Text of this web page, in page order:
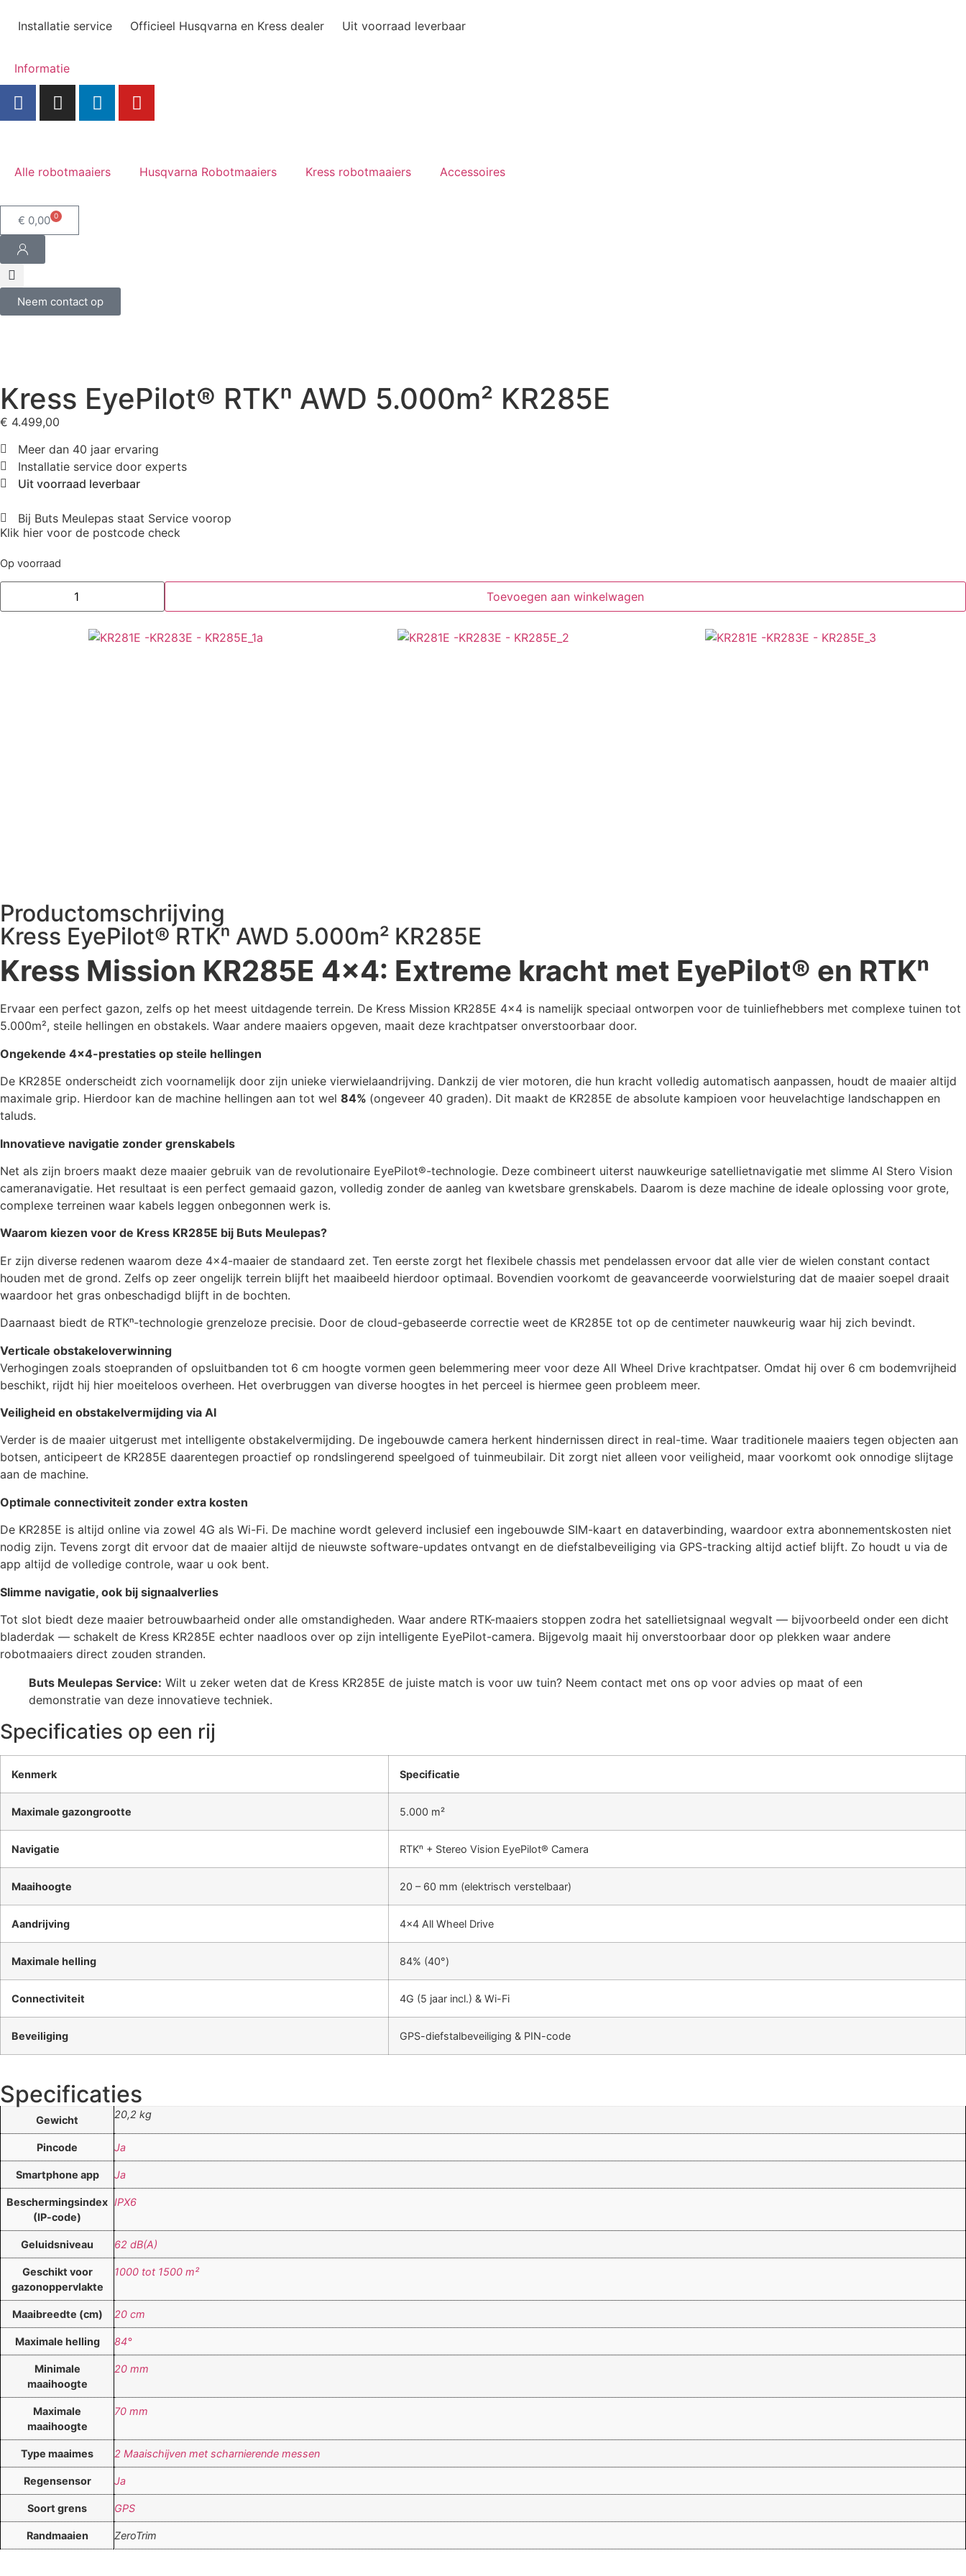
Installatie service Officieel Husqvarna en Kress dealer Uit voorraad leverbaar
Informatie
Alle robotmaaiers Husqvarna Robotmaaiers Kress robotmaaiers Accessoires
€ 0,00 0
Neem contact op
Kress EyePilot® RTKⁿ AWD 5.000m² KR285E
€ 4.499,00
Meer dan 40 jaar ervaring
Installatie service door experts
Uit voorraad leverbaar
Bij Buts Meulepas staat Service voorop
Klik hier voor de postcode check
Op voorraad
Toevoegen aan winkelwagen
Productomschrijving
Kress EyePilot® RTKⁿ AWD 5.000m² KR285E
Kress Mission KR285E 4×4: Extreme kracht met EyePilot® en RTKⁿ
Ervaar een perfect gazon, zelfs op het meest uitdagende terrein. De Kress Mission KR285E 4×4 is namelijk speciaal ontworpen voor de tuinliefhebbers met complexe tuinen tot
5.000m², steile hellingen en obstakels. Waar andere maaiers opgeven, maait deze krachtpatser onverstoorbaar door.
Ongekende 4×4-prestaties op steile hellingen
De KR285E onderscheidt zich voornamelijk door zijn unieke vierwielaandrijving. Dankzij de vier motoren, die hun kracht volledig automatisch aanpassen, houdt de maaier altijd
maximale grip. Hierdoor kan de machine hellingen aan tot wel 84% (ongeveer 40 graden). Dit maakt de KR285E de absolute kampioen voor heuvelachtige landschappen en
taluds.
Innovatieve navigatie zonder grenskabels
Net als zijn broers maakt deze maaier gebruik van de revolutionaire EyePilot®-technologie. Deze combineert uiterst nauwkeurige satellietnavigatie met slimme AI Stero Vision
cameranavigatie. Het resultaat is een perfect gemaaid gazon, volledig zonder de aanleg van kwetsbare grenskabels. Daarom is deze machine de ideale oplossing voor grote,
complexe terreinen waar kabels leggen onbegonnen werk is.
Waarom kiezen voor de Kress KR285E bij Buts Meulepas?
Er zijn diverse redenen waarom deze 4×4-maaier de standaard zet. Ten eerste zorgt het flexibele chassis met pendelassen ervoor dat alle vier de wielen constant contact
houden met de grond. Zelfs op zeer ongelijk terrein blijft het maaibeeld hierdoor optimaal. Bovendien voorkomt de geavanceerde voorwielsturing dat de maaier soepel draait
waardoor het gras onbeschadigd blijft in de bochten.
Daarnaast biedt de RTKⁿ-technologie grenzeloze precisie. Door de cloud-gebaseerde correctie weet de KR285E tot op de centimeter nauwkeurig waar hij zich bevindt.
Verticale obstakeloverwinning
Verhogingen zoals stoepranden of opsluitbanden tot 6 cm hoogte vormen geen belemmering meer voor deze All Wheel Drive krachtpatser. Omdat hij over 6 cm bodemvrijheid
beschikt, rijdt hij hier moeiteloos overheen. Het overbruggen van diverse hoogtes in het perceel is hiermee geen probleem meer.
Veiligheid en obstakelvermijding via AI
Verder is de maaier uitgerust met intelligente obstakelvermijding. De ingebouwde camera herkent hindernissen direct in real-time. Waar traditionele maaiers tegen objecten aan
botsen, anticipeert de KR285E daarentegen proactief op rondslingerend speelgoed of tuinmeubilair. Dit zorgt niet alleen voor veiligheid, maar voorkomt ook onnodige slijtage
aan de machine.
Optimale connectiviteit zonder extra kosten
De KR285E is altijd online via zowel 4G als Wi-Fi. De machine wordt geleverd inclusief een ingebouwde SIM-kaart en dataverbinding, waardoor extra abonnementskosten niet
nodig zijn. Tevens zorgt dit ervoor dat de maaier altijd de nieuwste software-updates ontvangt en de diefstalbeveiliging via GPS-tracking altijd actief blijft. Zo houdt u via de
app altijd de volledige controle, waar u ook bent.
Slimme navigatie, ook bij signaalverlies
Tot slot biedt deze maaier betrouwbaarheid onder alle omstandigheden. Waar andere RTK-maaiers stoppen zodra het satellietsignaal wegvalt — bijvoorbeeld onder een dicht
bladerdak — schakelt de Kress KR285E echter naadloos over op zijn intelligente EyePilot-camera. Bijgevolg maait hij onverstoorbaar door op plekken waar andere
robotmaaiers direct zouden stranden.
Buts Meulepas Service: Wilt u zeker weten dat de Kress KR285E de juiste match is voor uw tuin? Neem contact met ons op voor advies op maat of een
demonstratie van deze innovatieve techniek.
Specificaties op een rij
Kenmerk Specificatie
Maximale gazongrootte 5.000 m²
Navigatie RTKⁿ + Stereo Vision EyePilot® Camera
Maaihoogte 20 – 60 mm (elektrisch verstelbaar)
Aandrijving 4×4 All Wheel Drive
Maximale helling 84% (40°)
Connectiviteit 4G (5 jaar incl.) & Wi-Fi
Beveiliging GPS-diefstalbeveiliging & PIN-code
Specificaties
Gewicht 20,2 kg
Pincode Ja
Smartphone app Ja
Beschermingsindex
(IP-code)
IPX6
Geluidsniveau 62 dB(A)
Geschikt voor
gazonoppervlakte
1000 tot 1500 m²
Maaibreedte (cm) 20 cm
Maximale helling 84°
Minimale
maaihoogte
20 mm
Maximale
maaihoogte
70 mm
Type maaimes 2 Maaischijven met scharnierende messen
Regensensor Ja
Soort grens GPS
Randmaaien ZeroTrim